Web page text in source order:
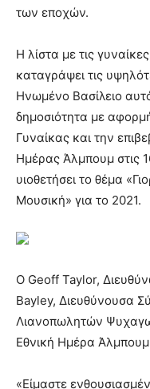
των εποχών.
Η λίστα με τις
καταγράψει τις
Ηνωμένο Βασίλειο
δημοσιότητα με
Γυναίκας και την
Ημέρας Άλμπουμ στις
υιοθετήσει το θέμα
Μουσική» για το 2021.
Ο Geoff Taylor,
Bayley, Διευθύνουσα
Λιανοπωλητών
Εθνική Ημέρα
«Είμαστε